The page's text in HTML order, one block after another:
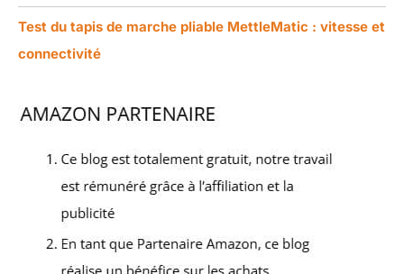
Test du tapis de marche pliable MettleMatic : vitesse et
connectivité